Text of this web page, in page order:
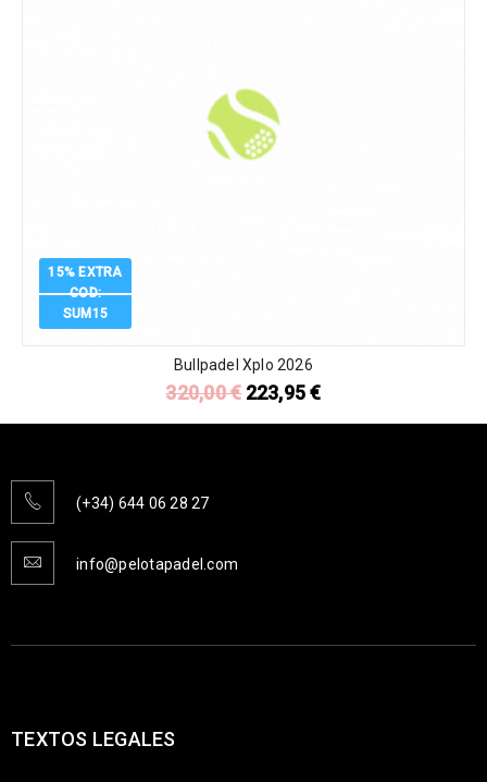
15% EXTRA
COD:
SUM15
Bullpadel Xplo 2026
320,00€ 223,95€
(+34) 644 06 28 27
info@pelotapadel.com
TEXTOS LEGALES